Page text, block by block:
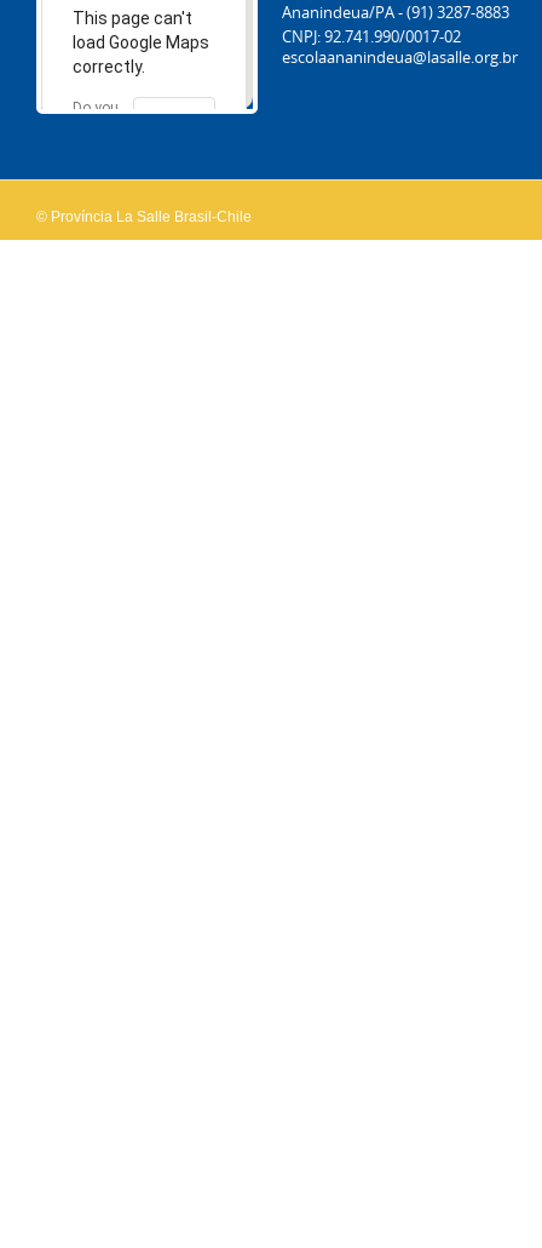
This page can't
load Google Maps
correctly.
Do you
OK
Ananindeua/PA - (91) 3287-8883
CNPJ: 92.741.990/0017-02
escolaananindeua@lasalle.org.br
© Província La Salle Brasil-Chile